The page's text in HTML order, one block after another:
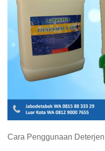
Cara Penggunaan